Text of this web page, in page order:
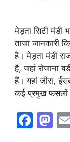
मेड़ता सिटी
ताजा जानकारी
है। मेड़ता मंडी
है, जहां रोजाना
हैं। यहां जीरा,
कई प्रमुख
F
M